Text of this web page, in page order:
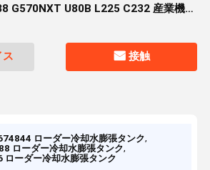
G570NXT U80B L225 C232 産業機械
ス 接触
ローダー冷却水膨張タンク,
ローダー冷却水膨張タンク,
ローダー冷却水膨張タンク